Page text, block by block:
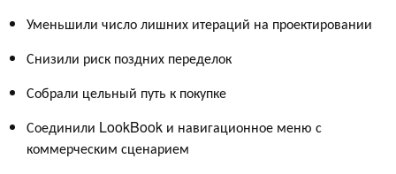
Уменьшили число лишних итераций на проектировании
Снизили риск поздних переделок
Собрали цельный путь к покупке
Соединили LookBook и навигационное меню с
коммерческим сценарием